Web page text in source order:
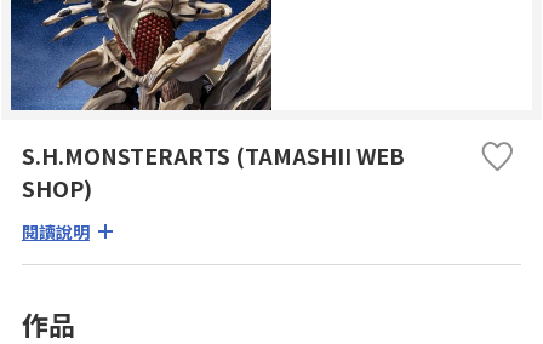
S.H.MONSTERARTS (TAMASHII WEB
SHOP)
閱讀說明
作品